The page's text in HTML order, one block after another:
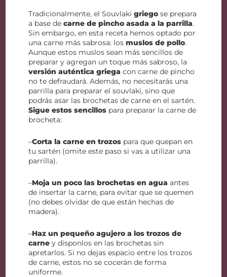
Tradicionalmente, el Souvlakigriego se prepara
a base decarne de pincho asada a la parrilla.
Sin embargo, en esta receta hemos optado por
una carne más sabrosa: losmuslos de pollo.
Aunque estos muslos sean más sencillos de
preparar y agregan un toque más sabroso, la
versión auténtica griega con carne de pincho
no te defraudará. Además, no necesitarás una
parrilla para preparar el souvlaki, sino que
podrás asar las brochetas de carne en el sartén.
Sigue estos sencillos para preparar la carne de
brocheta:
–Corta la carne en trozos para que quepan en
tu sartén (omite este paso si vas a utilizar una
parrilla).
–Moja un poco las brochetas en agua antes
de insertar la carne, para evitar que se quemen
(no debes olvidar de que están hechas de
madera).
–Haz un pequeño agujero a los trozos de
carne y disponlos en las brochetas sin
apretarlos. Si no dejas espacio entre los trozos
de carne, estos no se cocerán de forma
uniforme.